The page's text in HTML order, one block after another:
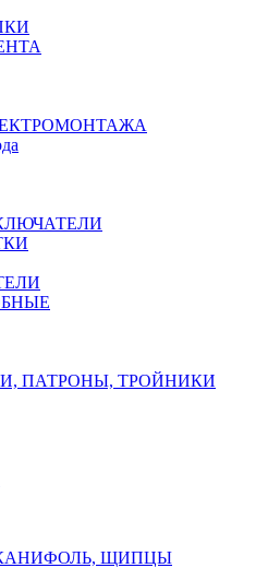
ПАТРОНЫ, ТРОЙНИКИ
ЩИПЦЫ